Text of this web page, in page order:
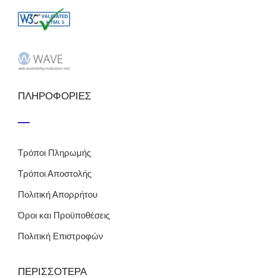
ΠΛΗΡΟΦΟΡΙΕΣ
Τρόποι Πληρωμής
Τρόποι Αποστολής
Πολιτική Απορρήτου
Όροι και Προϋποθέσεις
Πολιτική Επιστροφών
ΠΕΡΙΣΣΟΤΕΡΑ